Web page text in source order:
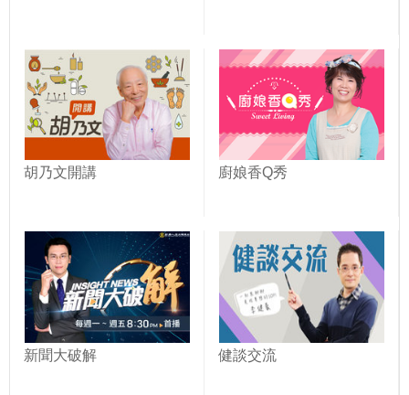
胡乃文開講 廚娘香Q秀
新聞大破解 健談交流